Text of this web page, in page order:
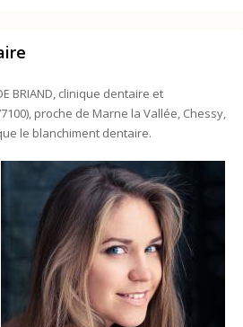
BRIAND, clinique dentaire et
proche de Marne la Vallée, Chessy,
le blanchiment dentaire.